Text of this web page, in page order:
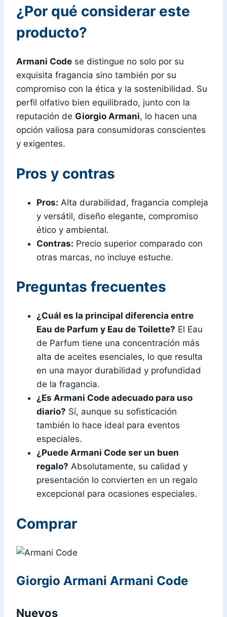
¿Por qué considerar este
producto?
Armani Code se distingue no solo por su
exquisita fragancia sino también por su
compromiso con la ética y la sostenibilidad. Su
perfil olfativo bien equilibrado, junto con la
reputación de Giorgio Armani, lo hacen una
opción valiosa para consumidoras conscientes
y exigentes.
Pros y contras
Pros: Alta durabilidad, fragancia compleja
y versátil, diseño elegante, compromiso
ético y ambiental.
Contras: Precio superior comparado con
otras marcas, no incluye estuche.
Preguntas frecuentes
¿Cuál es la principal diferencia entre
Eau de Parfum y Eau de Toilette? El Eau
de Parfum tiene una concentración más
alta de aceites esenciales, lo que resulta
en una mayor durabilidad y profundidad
de la fragancia.
¿Es Armani Code adecuado para uso
diario? Sí, aunque su sofisticación
también lo hace ideal para eventos
especiales.
¿Puede Armani Code ser un buen
regalo? Absolutamente, su calidad y
presentación lo convierten en un regalo
excepcional para ocasiones especiales.
Comprar
Giorgio Armani Armani Code
Nuevos